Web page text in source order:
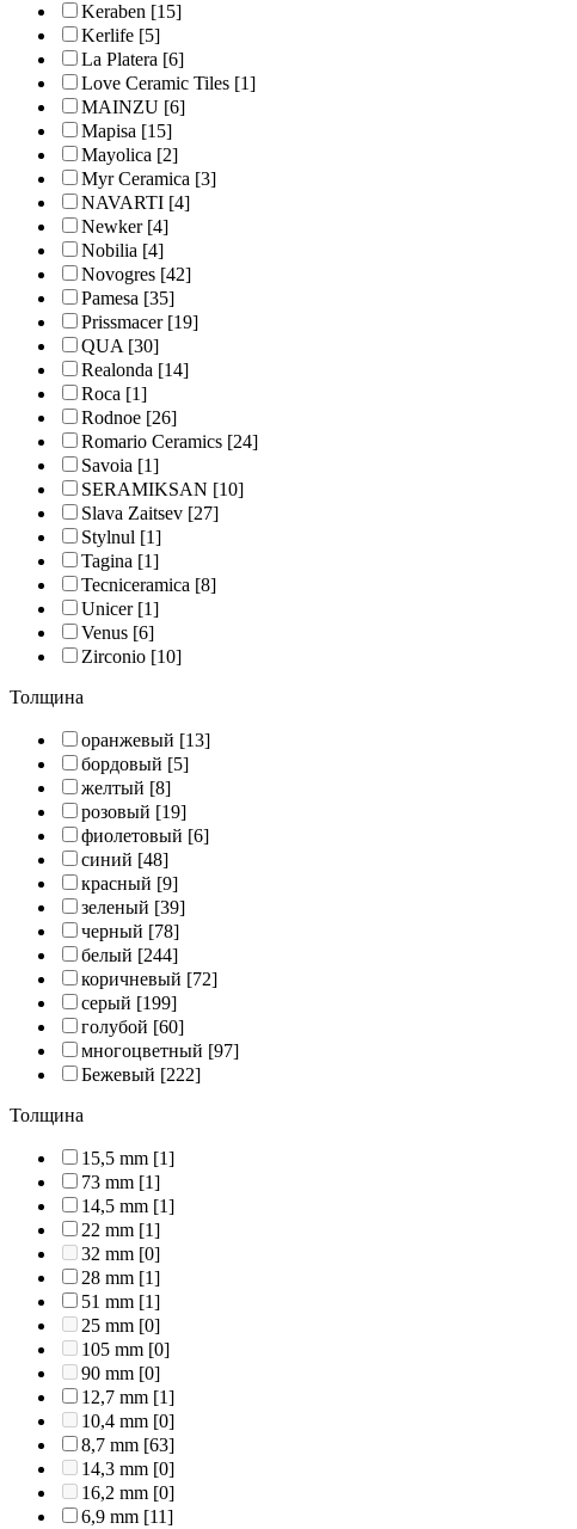
Keraben [15]
Kerlife [5]
La Platera [6]
Love Ceramic Tiles [1]
MAINZU [6]
Mapisa [15]
Mayolica [2]
Myr Ceramica [3]
NAVARTI [4]
Newker[4]
Nobilia [4]
Novogres [42]
Pamesa [35]
Prissmacer[19]
QUA[30]
Realonda [14]
Roca [1]
Rodnoe [26]
Romario Ceramics [24]
Savoia [1]
SERAMIKSAN [10]
Slava Zaitsev [27]
Stylnul [1]
Tagina [1]
Tecniceramica [8]
Unicer[1]
Venus [6]
Zirconio [10]
Толщина
оранжевый [13]
бордовый [5]
желтый [8]
розовый [19]
фиолетовый [6]
синий [48]
красный [9]
зеленый [39]
черный [78]
белый [244]
коричневый [72]
серый [199]
голубой [60]
многоцветный [97]
Бежевый [222]
Толщина
15,5 mm [1]
73 mm [1]
14,5 mm [1]
22 mm [1]
32 mm [0]
28 mm [1]
51 mm [1]
25 mm [0]
105 mm [0]
90 mm [0]
12,7 mm [1]
10,4 mm [0]
8,7 mm [63]
14,3 mm [0]
16,2 mm [0]
6,9 mm [11]